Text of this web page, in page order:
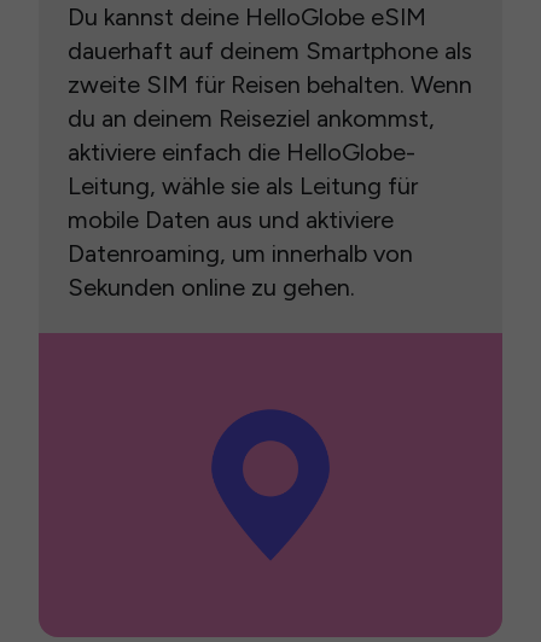
Du kannst deine HelloGlobe eSIM
dauerhaft auf deinem Smartphone als
zweite SIM für Reisen behalten. Wenn
du an deinem Reiseziel ankommst,
aktiviere einfach die HelloGlobe-
Leitung, wähle sie als Leitung für
mobile Daten aus und aktiviere
Datenroaming, um innerhalb von
Sekunden online zu gehen.